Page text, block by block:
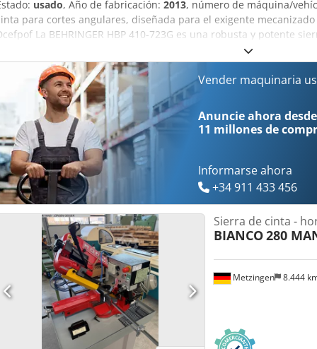
usado, Año de fabricación: 2013, número de máquina/
para cortes angulares, diseñada para el exigente
La BEHRINGER HBP 410-723G es una robusta y potente
rectos y angulares de precisión en materiales sólidos, tubos,
de fundición, que proporciona una gran rigidez
cinta y a su potente sistema hidráulico, esta máquina es perfecta
comercio de acero, la ingeniería mecánica, la construcción de
Vender maquinaria
Anuncie ahora desde
11 millones de
Informarse ahora
+34 911 433 456
Metzingen 8.444
Sierra de cinta -
BIANCO280